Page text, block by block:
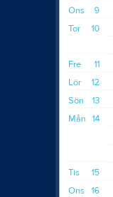
9
Ons
10
Tor
11
Fre
12
Lör
13
Sön
14
Mån
15
Tis
16
Ons